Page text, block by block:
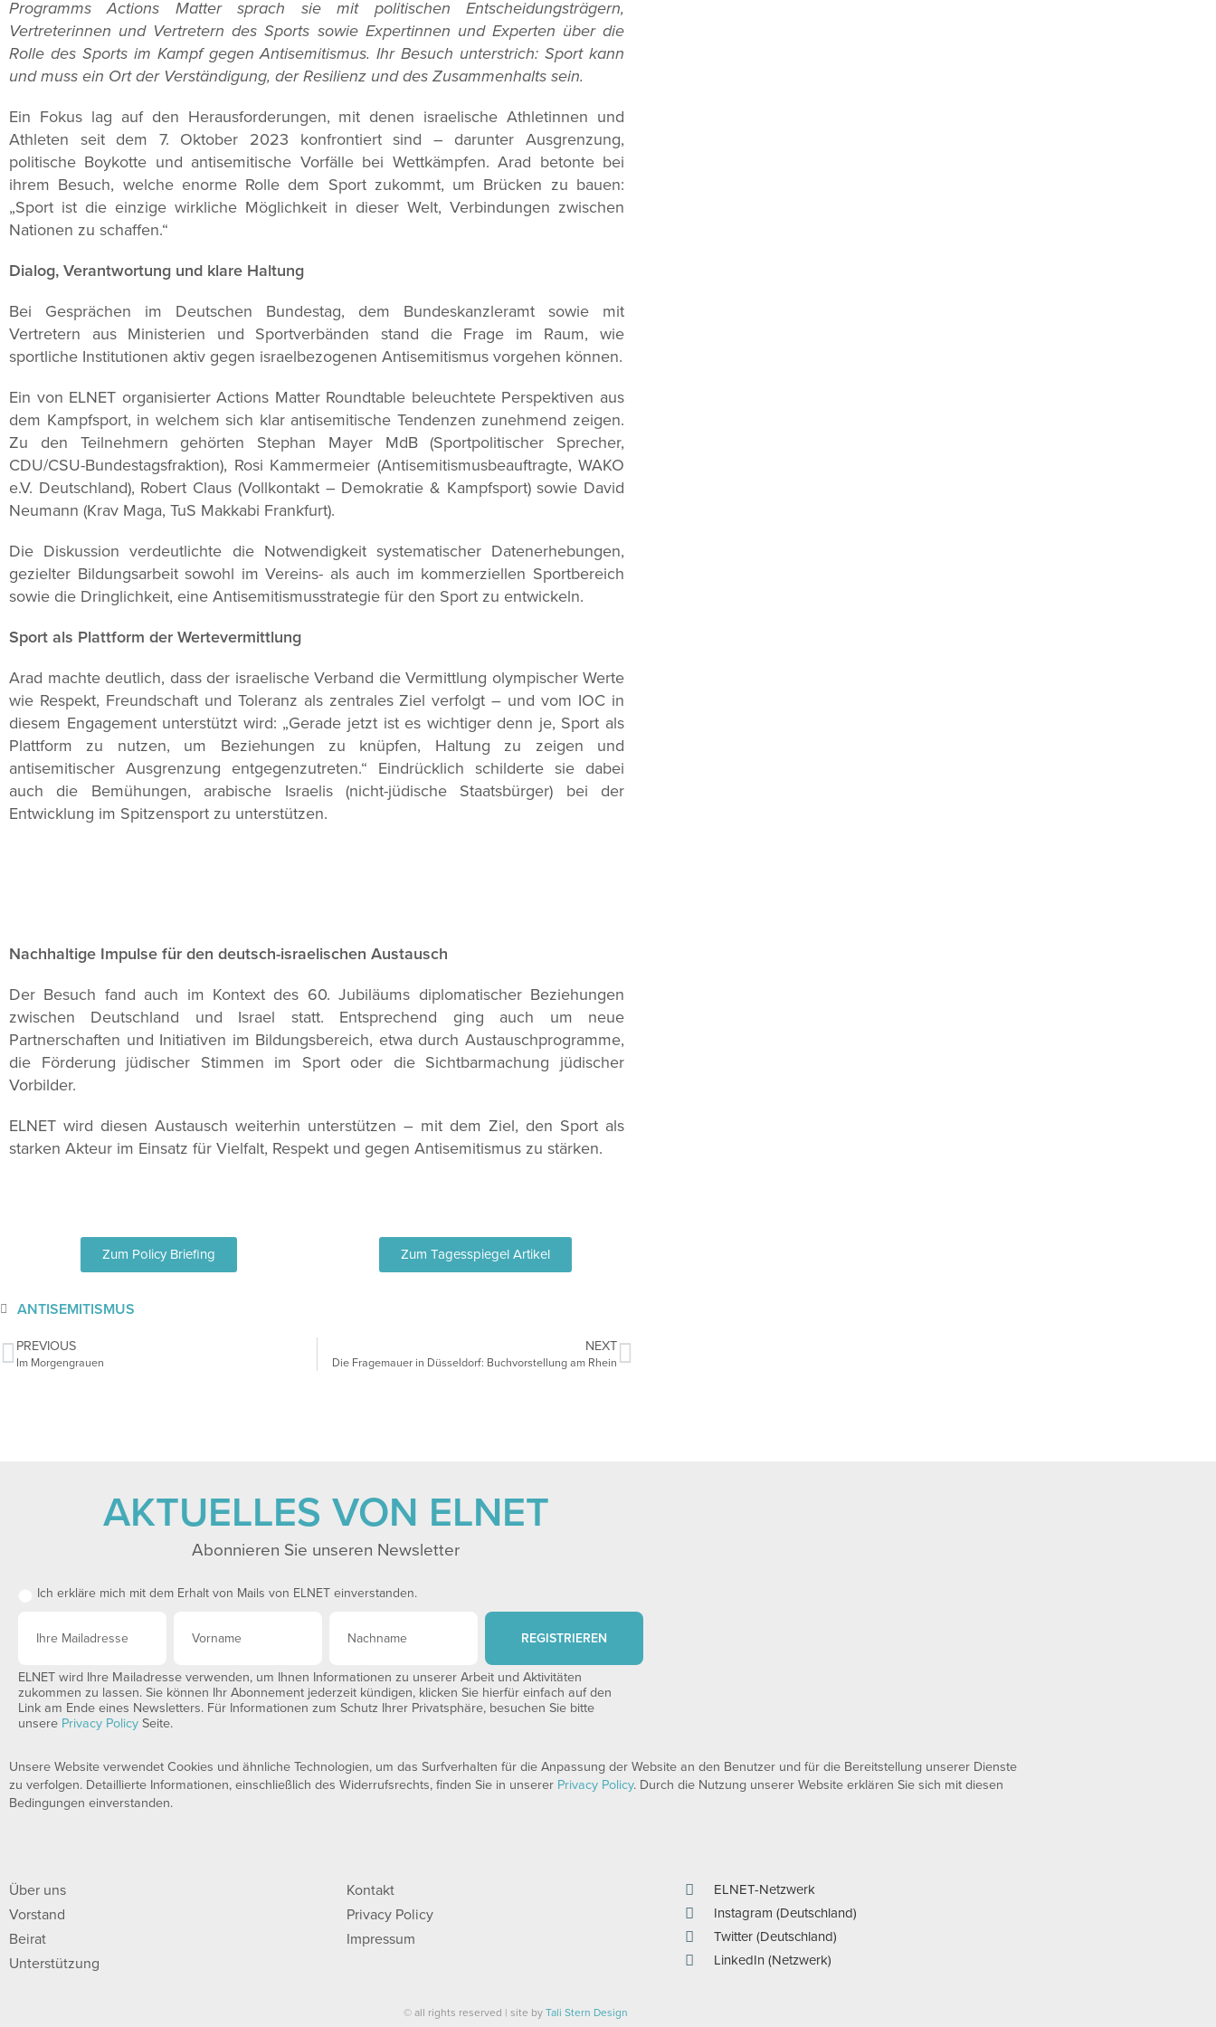
Programms Actions Mattersprach sie mit politischen Entscheidungsträgern,
Vertreterinnen und Vertretern des Sports sowie Expertinnen und Experten über die
Rolle des Sports im Kampf gegen Antisemitismus. Ihr Besuch unterstrich: Sport kann
und muss ein Ort der Verständigung, der Resilienz und des Zusammenhalts sein.
Ein Fokus lag auf den Herausforderungen, mit denen israelische Athletinnen und
Athleten seit dem 7. Oktober 2023 konfrontiert sind – darunter Ausgrenzung,
politische Boykotte und antisemitische Vorfälle bei Wettkämpfen. Arad betonte bei
ihrem Besuch, welche enorme Rolle dem Sport zukommt, um Brücken zu bauen:
„Sport ist die einzige wirkliche Möglichkeit in dieser Welt, Verbindungen zwischen
Nationen zu schaffen.“
Dialog, Verantwortung und klare Haltung
Bei Gesprächen im Deutschen Bundestag, dem Bundeskanzleramt sowie mit
Vertretern aus Ministerien und Sportverbänden stand die Frage im Raum, wie
sportliche Institutionen aktiv gegen israelbezogenen Antisemitismus vorgehen können.
Ein von ELNET organisierter Actions Matter Roundtable beleuchtete Perspektiven aus
dem Kampfsport, in welchem sich klar antisemitische Tendenzen zunehmend zeigen.
Zu den Teilnehmern gehörten Stephan Mayer MdB (Sportpolitischer Sprecher,
CDU/CSU-Bundestagsfraktion), Rosi Kammermeier (Antisemitismusbeauftragte, WAKO
e.V. Deutschland), Robert Claus (Vollkontakt – Demokratie & Kampfsport) sowie David
Neumann (Krav Maga, TuS Makkabi Frankfurt).
Die Diskussion verdeutlichte die Notwendigkeit systematischer Datenerhebungen,
gezielter Bildungsarbeit sowohl im Vereins- als auch im kommerziellen Sportbereich
sowie die Dringlichkeit, eine Antisemitismusstrategie für den Sport zu entwickeln.
Sport als Plattform der Wertevermittlung
Arad machte deutlich, dass der israelische Verband die Vermittlung olympischer Werte
wie Respekt, Freundschaft und Toleranz als zentrales Ziel verfolgt – und vom IOC in
diesem Engagement unterstützt wird: „Gerade jetzt ist es wichtiger denn je, Sport als
Plattform zu nutzen, um Beziehungen zu knüpfen, Haltung zu zeigen und
antisemitischer Ausgrenzung entgegenzutreten.“ Eindrücklich schilderte sie dabei
auch die Bemühungen, arabische Israelis (nicht-jüdische Staatsbürger) bei der
Entwicklung im Spitzensport zu unterstützen.
Nachhaltige Impulse für den deutsch-israelischen Austausch
Der Besuch fand auch im Kontext des 60. Jubiläums diplomatischer Beziehungen
zwischen Deutschland und Israel statt. Entsprechend ging auch um neue
Partnerschaften und Initiativen im Bildungsbereich, etwa durch Austauschprogramme,
die Förderung jüdischer Stimmen im Sport oder die Sichtbarmachung jüdischer
Vorbilder.
ELNET wird diesen Austausch weiterhin unterstützen – mit dem Ziel, den Sport als
starken Akteur im Einsatz für Vielfalt, Respekt und gegen Antisemitismus zu stärken.
Zum Policy Briefing Zum Tagesspiegel Artikel
ANTISEMITISMUS
PREVIOUS
Im Morgengrauen
NEXT
Die Fragemauer in Düsseldorf: Buchvorstellung am Rhein
AKTUELLES VON ELNET
Abonnieren Sie unseren Newsletter
Ich erkläre mich mit dem Erhalt von Mails von ELNET einverstanden.
REGISTRIEREN
ELNET wird Ihre Mailadresse verwenden, um Ihnen Informationen zu unserer Arbeit und Aktivitäten
zukommen zu lassen. Sie können Ihr Abonnement jederzeit kündigen, klicken Sie hierfür einfach auf den
Link am Ende eines Newsletters. Für Informationen zum Schutz Ihrer Privatsphäre, besuchen Sie bitte
unsere Privacy Policy Seite.
Unsere Website verwendet Cookies und ähnliche Technologien, um das Surfverhalten für die Anpassung der Website an den Benutzer und für die Bereitstellung unserer Dienste
zu verfolgen. Detaillierte Informationen, einschließlich des Widerrufsrechts, finden Sie in unserer Privacy Policy. Durch die Nutzung unserer Website erklären Sie sich mit diesen
Bedingungen einverstanden.
Über uns
Vorstand
Beirat
Unterstützung
Kontakt
Privacy Policy
Impressum
ELNET-Netzwerk
Instagram (Deutschland)
Twitter (Deutschland)
LinkedIn (Netzwerk)
© all rights reserved | site by Tali Stern Design